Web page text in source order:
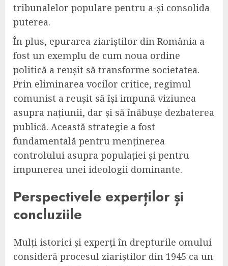
tribunalelor populare pentru a-și consolida
puterea.
În plus, epurarea ziariștilor din România a
fost un exemplu de cum noua ordine
politică a reușit să transforme societatea.
Prin eliminarea vocilor critice, regimul
comunist a reușit să își impună viziunea
asupra națiunii, dar și să înăbușe dezbaterea
publică. Această strategie a fost
fundamentală pentru menținerea
controlului asupra populației și pentru
impunerea unei ideologii dominante.
Perspectivele experților și
concluziile
Mulți istorici și experți în drepturile omului
consideră procesul ziariștilor din 1945 ca un